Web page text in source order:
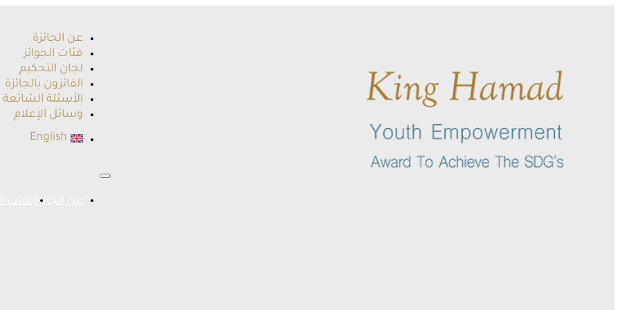
عن الجائزة
فئات الجوائز
لجان التحكيم
الفائزون بالجائزة
الأسئلة الشائعة
وسائل الإعلام
English
عن الجائزة فئات